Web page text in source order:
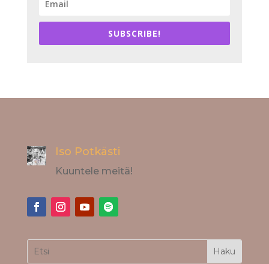
SUBSCRIBE!
Iso Potkästi
Kuuntele meitä!